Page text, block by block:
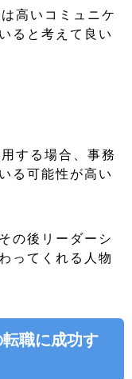
高いコミュニケ
ると考えて良い
する場合、事務
る可能性が高い
の後リーダーシ
ってくれる人物
職に成功す